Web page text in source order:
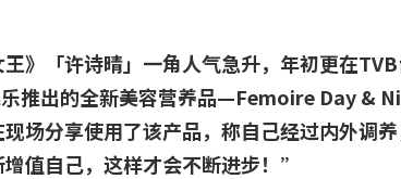
》「许诗晴」一角人气急升，年初更在
推出的全新美容营养品—Femoire Day &
现场分享使用了该产品，称自己经过内外调
值自己，这样才会不断进步！”